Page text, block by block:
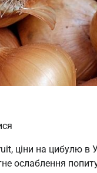
ціни на цибулю в
ослаблення